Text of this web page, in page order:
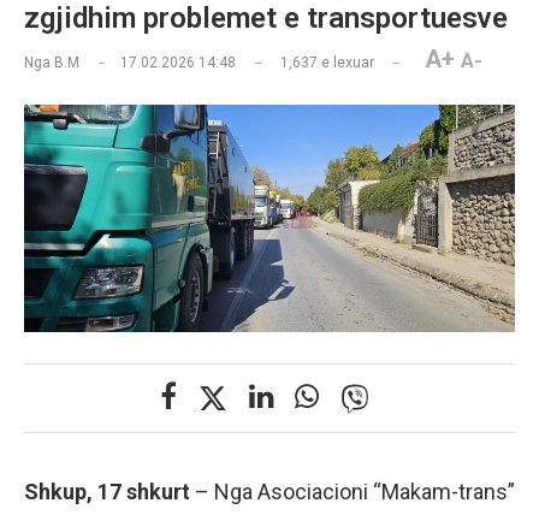
zgjidhim problemet e transportuesve
Nga B.M 17.02.2026 14:48 1,637 e lexuar A+ A-
Shkup, 17 shkurt – Nga Asociacioni “Makam-trans”